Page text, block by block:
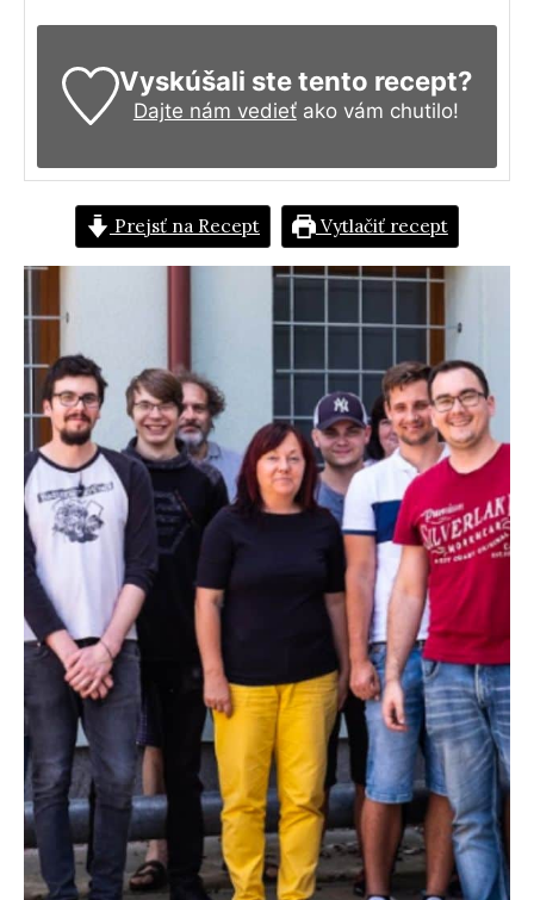
Vyskúšali ste tento recept?
Dajte nám vedieťako vám chutilo!
Prejsť na Recept Vytlačiť recept